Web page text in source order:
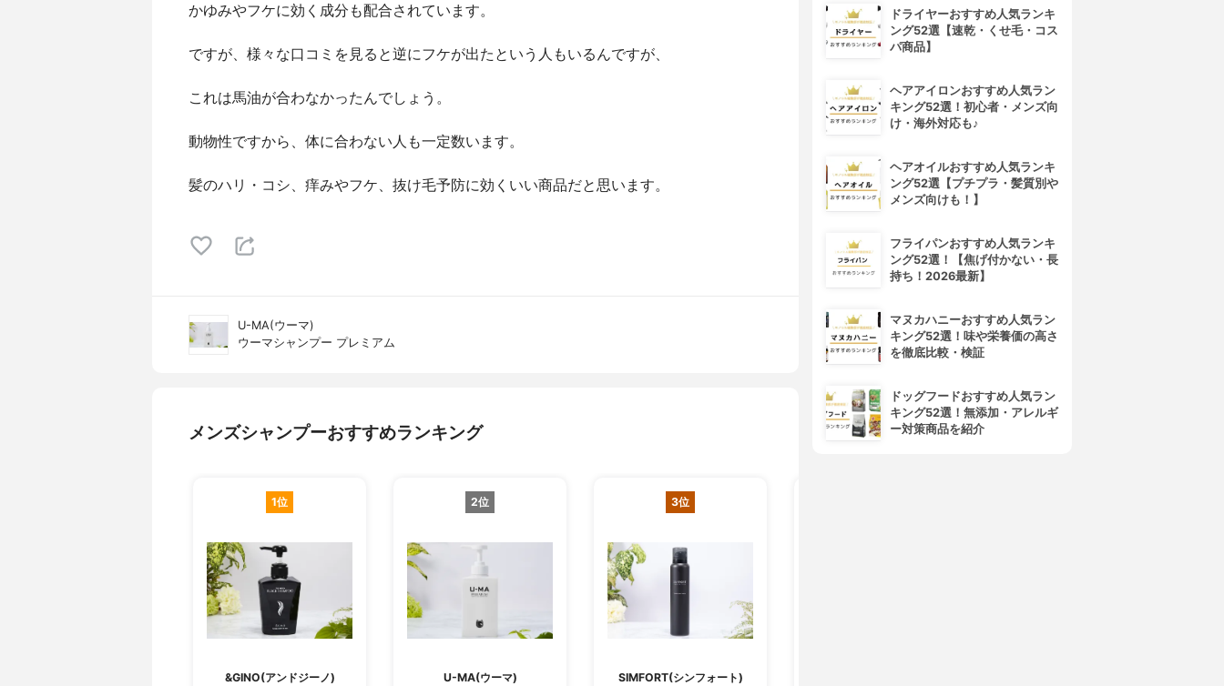
かゆみやフケに効く成分も配合されています。
ですが、様々な口コミを見ると逆にフケが出たという人もいるんですが、
これは馬油が合わなかったんでしょう。
動物性ですから、体に合わない人も一定数います。
髪のハリ・コシ、痒みやフケ、抜け毛予防に効くいい商品だと思います。
U-MA(ウーマ)
ウーマシャンプー プレミアム
メンズシャンプーおすすめランキング
1位
&GINO(アンドジーノ)
2位
U-MA(ウーマ)
3位
SIMFORT(シンフォート)
ドライヤーおすすめ人気ランキ
ング52選【速乾・くせ毛・コス
パ商品】
ヘアアイロンおすすめ人気ラン
キング52選！初心者・メンズ向
け・海外対応も♪
ヘアオイルおすすめ人気ランキ
ング52選【プチプラ・髪質別や
メンズ向けも！】
フライパンおすすめ人気ランキ
ング52選！【焦げ付かない・長
持ち！2026最新】
マヌカハニーおすすめ人気ラン
キング52選！味や栄養価の高さ
を徹底比較・検証
ドッグフードおすすめ人気ラン
キング52選！無添加・アレルギ
ー対策商品を紹介